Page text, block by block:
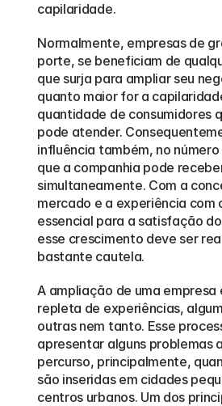
capilaridade.
Normalmente, empresas de
porte, se beneficiam de
que surja para ampliar seu
quanto maior for a
quantidade de consumidores
pode atender.
influência também, no
que a companhia pode
simultaneamente. Com a
mercado e a experiência com
essencial para a satisfação
esse crescimento deve ser
bastante cautela.
A ampliação de uma empresa
repleta de experiências,
outras nem tanto. Esse
apresentar alguns problemas
percurso, principalmente,
são inseridas em cidades
centros urbanos. Um dos